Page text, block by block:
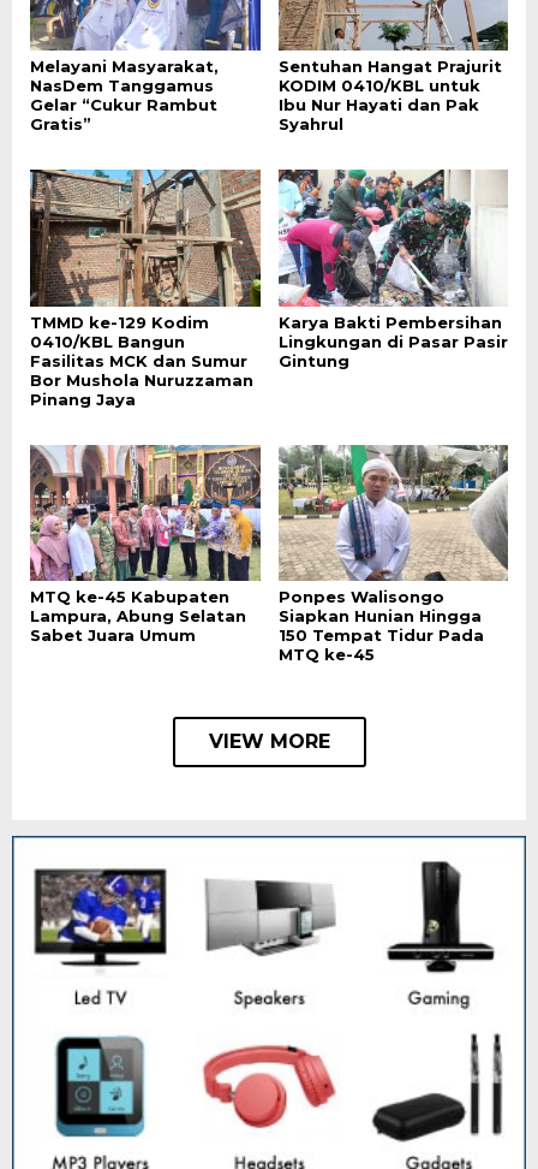
Melayani Masyarakat,
NasDem Tanggamus
Gelar “Cukur Rambut
Gratis”
Sentuhan Hangat Prajurit
KODIM 0410/KBL untuk
Ibu Nur Hayati dan Pak
Syahrul
TMMD ke-129 Kodim
0410/KBL Bangun
Fasilitas MCK dan Sumur
Bor Mushola Nuruzzaman
Pinang Jaya
Karya Bakti Pembersihan
Lingkungan di Pasar Pasir
Gintung
MTQ ke-45 Kabupaten
Lampura, Abung Selatan
Sabet Juara Umum
Ponpes Walisongo
Siapkan Hunian Hingga
150 Tempat Tidur Pada
MTQ ke-45
VIEW MORE